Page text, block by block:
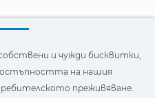
и чужди бисквитки,
на нашия
преживяване.